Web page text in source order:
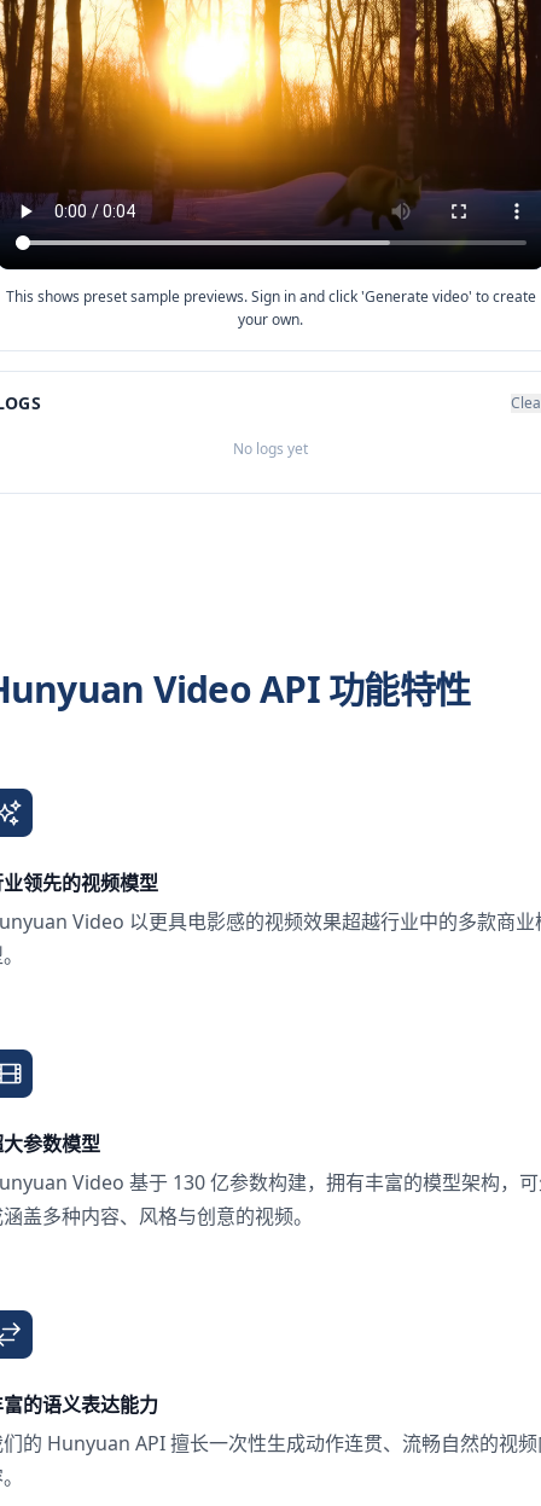
This shows preset sample previews. Sign in and click 'Generate video' to create
your own.
No logs yet
Video API 功能特性
领先的视频模型
Video 以更具电影感的视频效果超越行业中的多款商业
参数模型
Video 基于 130 亿参数构建，拥有丰富的模型架构，
盖多种内容、风格与创意的视频。
的语义表达能力
的 Hunyuan API 擅长一次性生成动作连贯、流畅自然的视